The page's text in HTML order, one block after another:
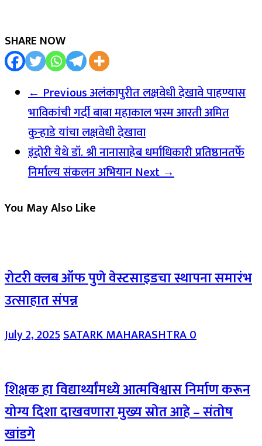
SHARE NOW
← Previousअलंकापुरीत लक्षवेधी देखावे पाहण्यास
भाविकांची गर्दी बाबा महाकाल भस्म आरती अमित
कुऱ्हाडे यांचा लक्षवेधी देखावा
इंदोरी येथे डॉ. श्री नानासाहेब धर्माधिकारी प्रतिष्ठानतर्फे
निर्माल्य संकलन अभियानNext →
You May Also Like
रोटरी क्लब ऑफ पुणे वेस्टसाइडचा स्थापना समारंभ
उत्साहात संपन्न
July 2, 2025SATARK MAHARASHTRA0
शिक्षक हा विद्यार्थ्यांमध्ये आत्मविश्वास निर्माण करून
योग्य दिशा दाखवणारा मुख्य स्रोत आहे – संतोष
खांडगे